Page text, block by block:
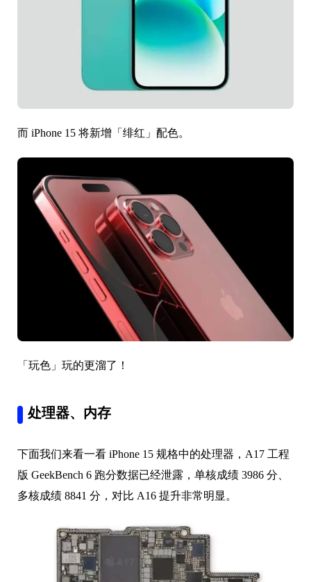
而 iPhone 15 将新增「绯红」配色。
「玩色」玩的更溜了！
处理器、内存
下面我们来看一看 iPhone 15 规格中的处理器，A17 工程
版 GeekBench 6 跑分数据已经泄露，单核成绩 3986 分、
多核成绩 8841 分，对比 A16 提升非常明显。